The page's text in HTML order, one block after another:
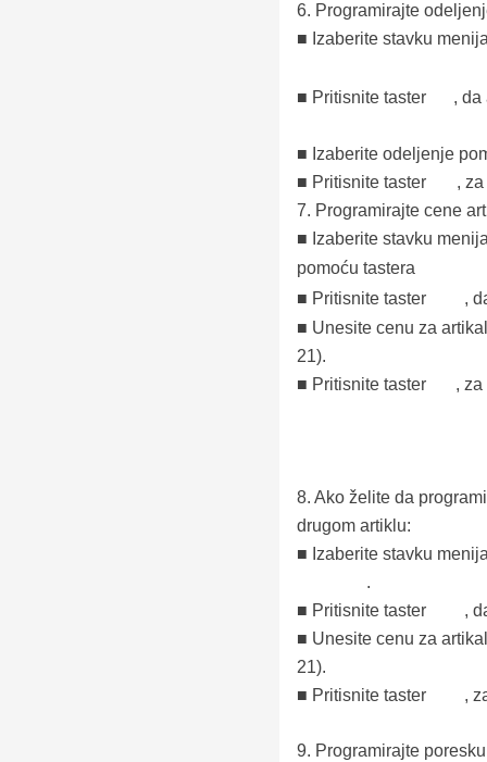
6. Programirajte
■ Izaberite stavku
■ Pritisnite taster , da
■ Izaberite odeljenje
■ Pritisnite taster
,
7. Programirajte cene
■ Izaberite stavku
pomoću tastera
■ Pritisnite taster
,
■ Unesite cenu za
21).
■ Pritisnite taster
,
8. Ako želite da
drugom artiklu:
■ Izaberite stavku
.
■ Pritisnite taster
,
■ Unesite cenu za
21).
■ Pritisnite taster
,
9. Programirajte